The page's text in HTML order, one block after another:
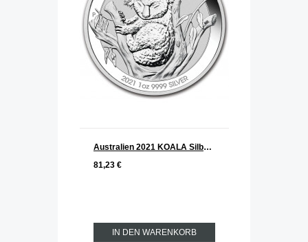
Australien 2021 KOALA Silber 1 oz
81,23 €
IN DEN WARENKORB